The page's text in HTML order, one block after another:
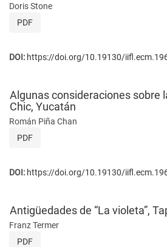
Doris Stone
PDF
DOI: https://doi.org/10.19130/
Algunas consideraciones sobre
Chic, Yucatán
Román Piña Chan
PDF
DOI: https://doi.org/10.19130/
Antigüedades de “La violeta”,
Franz Termer
PDF